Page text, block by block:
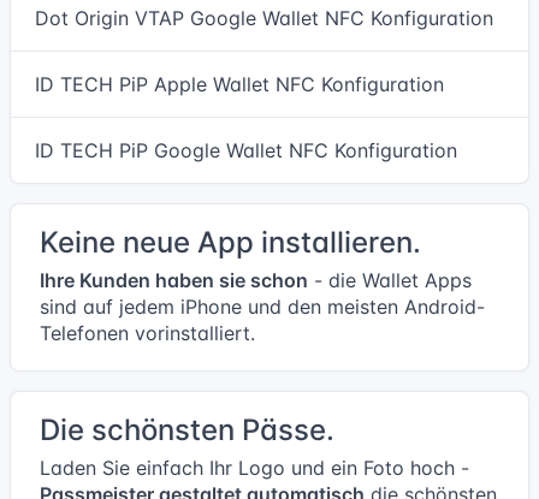
Dot Origin VTAP Google Wallet NFC Konfiguration
ID TECH PiP Apple Wallet NFC Konfiguration
ID TECH PiP Google Wallet NFC Konfiguration
Keine neue App installieren.
Ihre Kunden haben sie schon - die Wallet Apps
sind auf jedem iPhone und den meisten Android-
Telefonen vorinstalliert.
Die schönsten Pässe.
Laden Sie einfach Ihr Logo und ein Foto hoch -